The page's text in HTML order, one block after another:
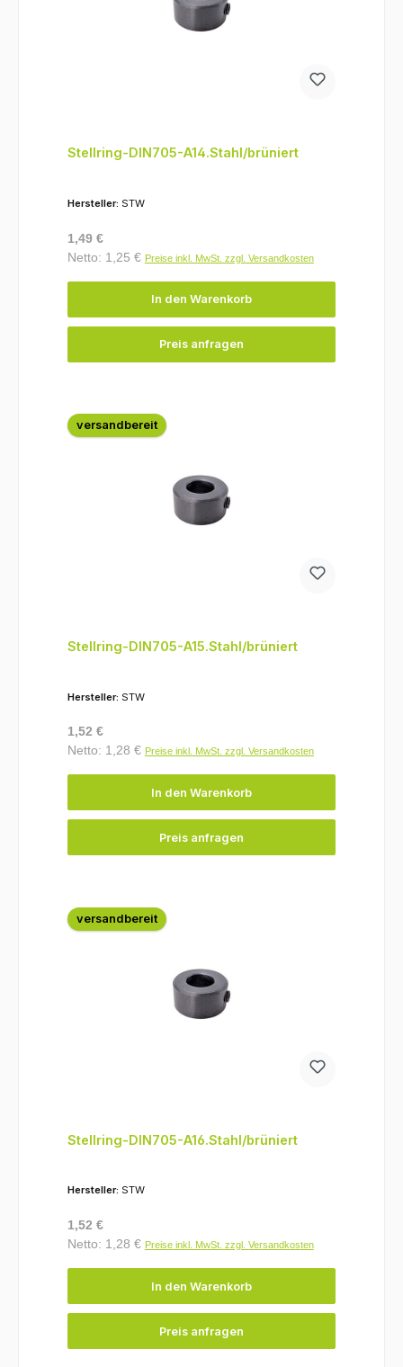
Stellring-DIN705-A14.Stahl/brüniert
Hersteller: STW
Regulärer Preis:
1,49 €
Netto: 1,25 € Preise inkl. MwSt. zzgl. Versandkosten
In den Warenkorb
Preis anfragen
versandbereit
Stellring-DIN705-A15.Stahl/brüniert
Hersteller: STW
Regulärer Preis:
1,52 €
Netto: 1,28 € Preise inkl. MwSt. zzgl. Versandkosten
In den Warenkorb
Preis anfragen
versandbereit
Stellring-DIN705-A16.Stahl/brüniert
Hersteller: STW
Regulärer Preis:
1,52 €
Netto: 1,28 € Preise inkl. MwSt. zzgl. Versandkosten
In den Warenkorb
Preis anfragen